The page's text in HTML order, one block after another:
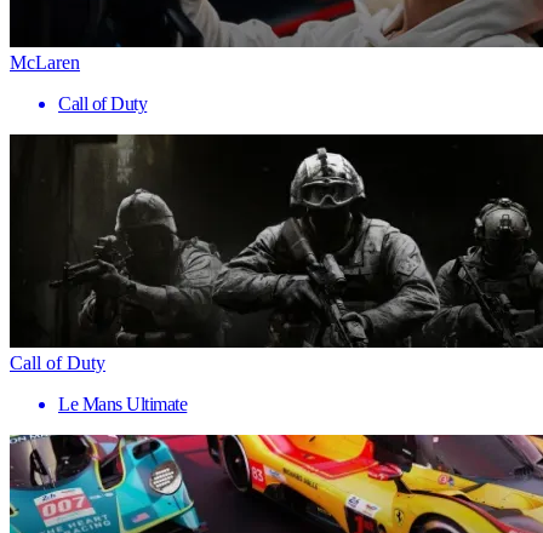
McLaren
Call of Duty
Call of Duty
Le Mans Ultimate